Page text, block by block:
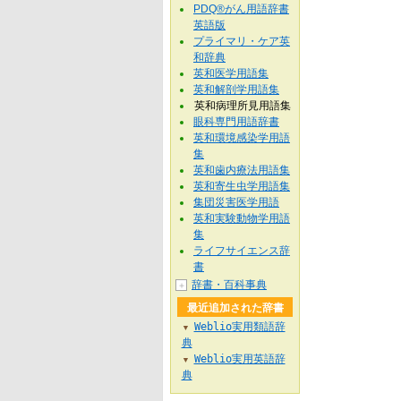
PDQ®がん用語辞書
英語版
プライマリ・ケア英
和辞典
英和医学用語集
英和解剖学用語集
英和病理所見用語集
眼科専門用語辞書
英和環境感染学用語
集
英和歯内療法用語集
英和寄生虫学用語集
集団災害医学用語
英和実験動物学用語
集
ライフサイエンス辞
書
＋
辞書・百科事典
最近追加された辞書
▼
Weblio実用類語辞
典
▼
Weblio実用英語辞
典